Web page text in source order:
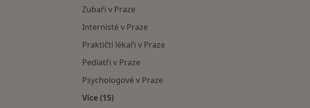
Zubaři v Praze
Internisté v Praze
Praktičtí lékaři v Praze
Pediatři v Praze
Psychologové v Praze
Více (15)